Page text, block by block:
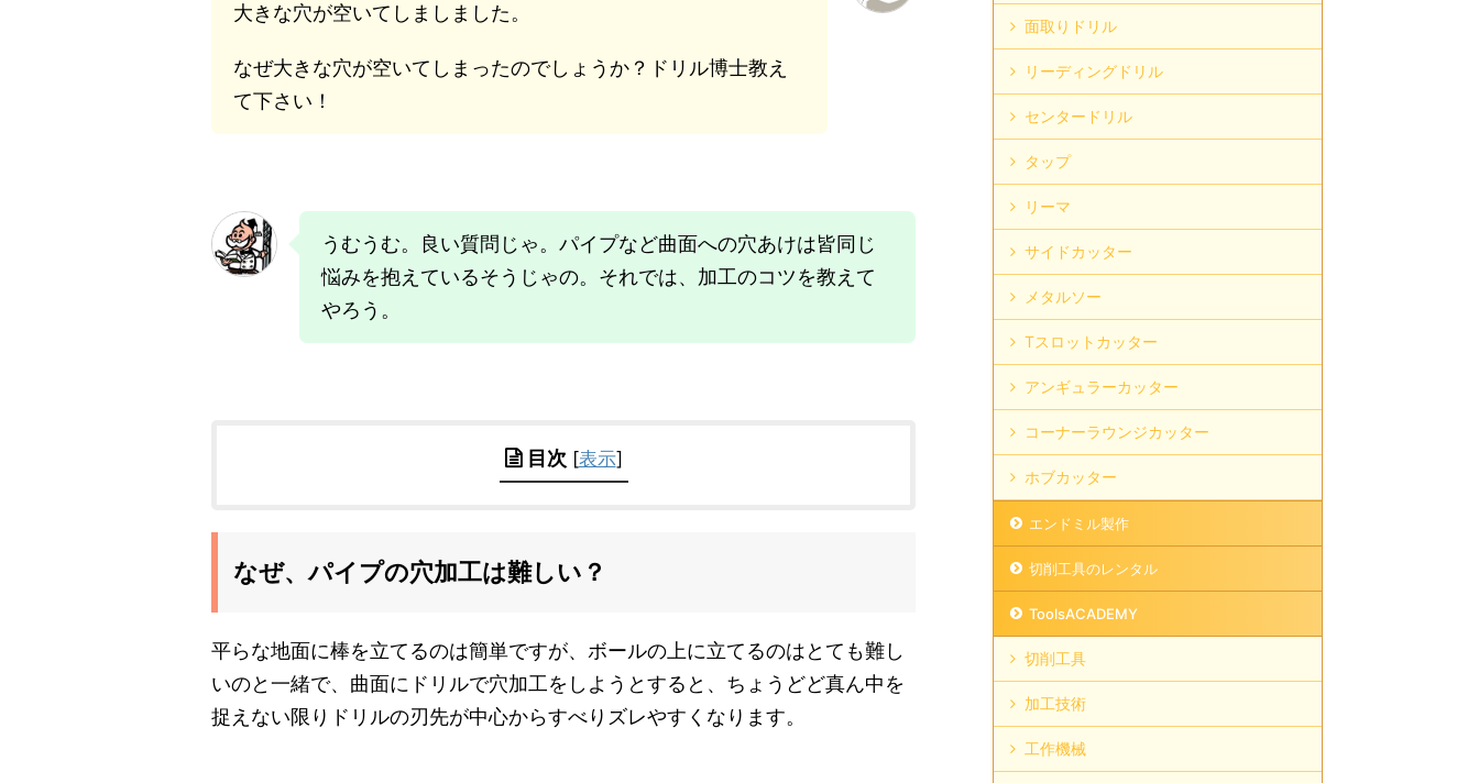
大きな穴が空いてしましました。
なぜ大きな穴が空いてしまったのでしょうか？ドリル博士教え
て下さい！
うむうむ。良い質問じゃ。パイプなど曲面への穴あけは皆同じ
悩みを抱えているそうじゃの。それでは、加工のコツを教えて
やろう。
目次 [表示]
なぜ、パイプの穴加工は難しい？
平らな地面に棒を立てるのは簡単ですが、ボールの上に立てるのはとても難し
いのと一緒で、曲面にドリルで穴加工をしようとすると、ちょうどど真ん中を
捉えない限りドリルの刃先が中心からすべりズレやすくなります。
面取りドリル
リーディングドリル
センタードリル
タップ
リーマ
サイドカッター
メタルソー
Tスロットカッター
アンギュラーカッター
コーナーラウンジカッター
ホブカッター
エンドミル製作
切削工具のレンタル
ToolsACADEMY
切削工具
加工技術
工作機械